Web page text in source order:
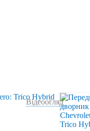
Відеоогляд